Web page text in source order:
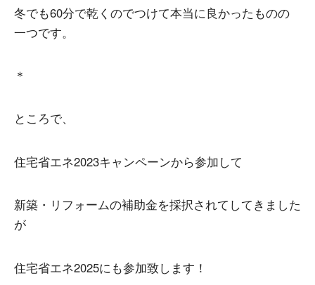
冬でも60分で乾くのでつけて本当に良かったものの
一つです。
＊
ところで、
住宅省エネ2023キャンペーンから参加して
新築・リフォームの補助金を採択されてしてきました
が
住宅省エネ2025にも参加致します！